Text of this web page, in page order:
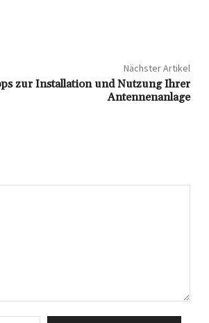
Nächster Artikel
zur Installation und Nutzung Ihrer
Antennenanlage